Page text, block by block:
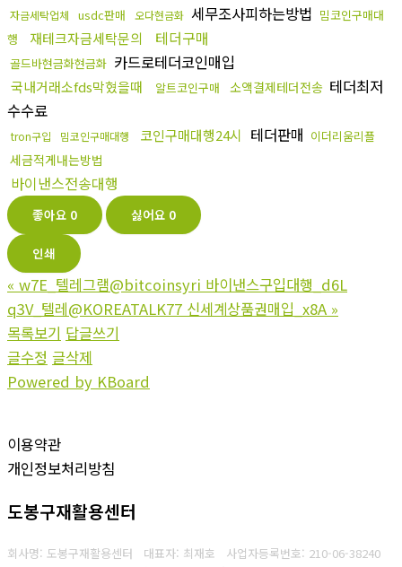
자금세탁업체
usdc판매 오다현금화 세무조사피하는방법 밈코인구매대
행
재테크자금세탁문의 테더구매
골드바현금화현금화 카드로테더코인매입
국내거래소fds막혔을때 알트코인구매 소액결제테더전송 테더최저
수수료
tron구입 밈코인구매대행 코인구매대행24시 테더판매 이더리움리플
세금적게내는방법
바이낸스전송대행
좋아요 0 싫어요 0
인쇄
« w7E_텔레그램@bitcoinsyri 바이낸스구입대행_d6L
q3V_텔레@KOREATALK77 신세계상품권매입_x8A »
목록보기 답글쓰기
글수정 글삭제
Powered by KBoard
이용약관
개인정보처리방침
도봉구재활용센터
회사명: 도봉구재활용센터 대표자: 최재호 사업자등록번호: 210-06-38240